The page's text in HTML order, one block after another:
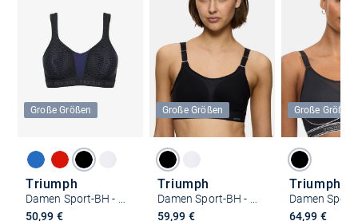
Große Größen
Triumph
50,99 €
Große Größen
Triumph
59,99 €
Große Größen
Triumph
64,99 €